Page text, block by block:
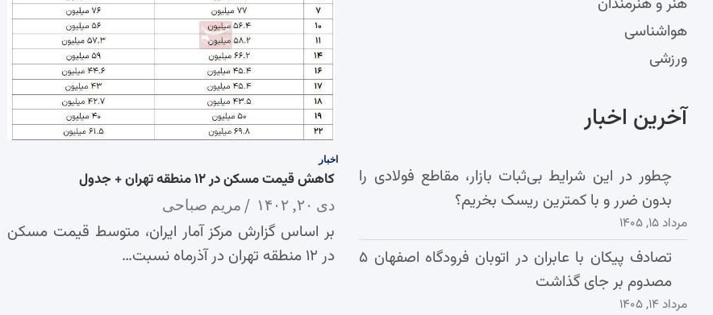
اخبار
کاهش قیمت مسکن در ۱۲ منطقه تهران + جدول
دی ۲۰, ۱۴۰۲ مریم صباحی
بر اساس گزارش مرکز آمار ایران، متوسط قیمت مسکن
در ۱۲ منطقه تهران در آذرماه نسبت…
هواشناسی
ورزشی
آخرین اخبار
چطور در این شرایط بی‌ثبات بازار، مقاطع فولادی را
بدون ضرر و با کمترین ریسک بخریم؟
مرداد ۱۵, ۱۴۰۵
تصادف پیکان با عابران در اتوبان فرودگاه اصفهان ۵
مصدوم بر جای گذاشت
مرداد ۱۴, ۱۴۰۵